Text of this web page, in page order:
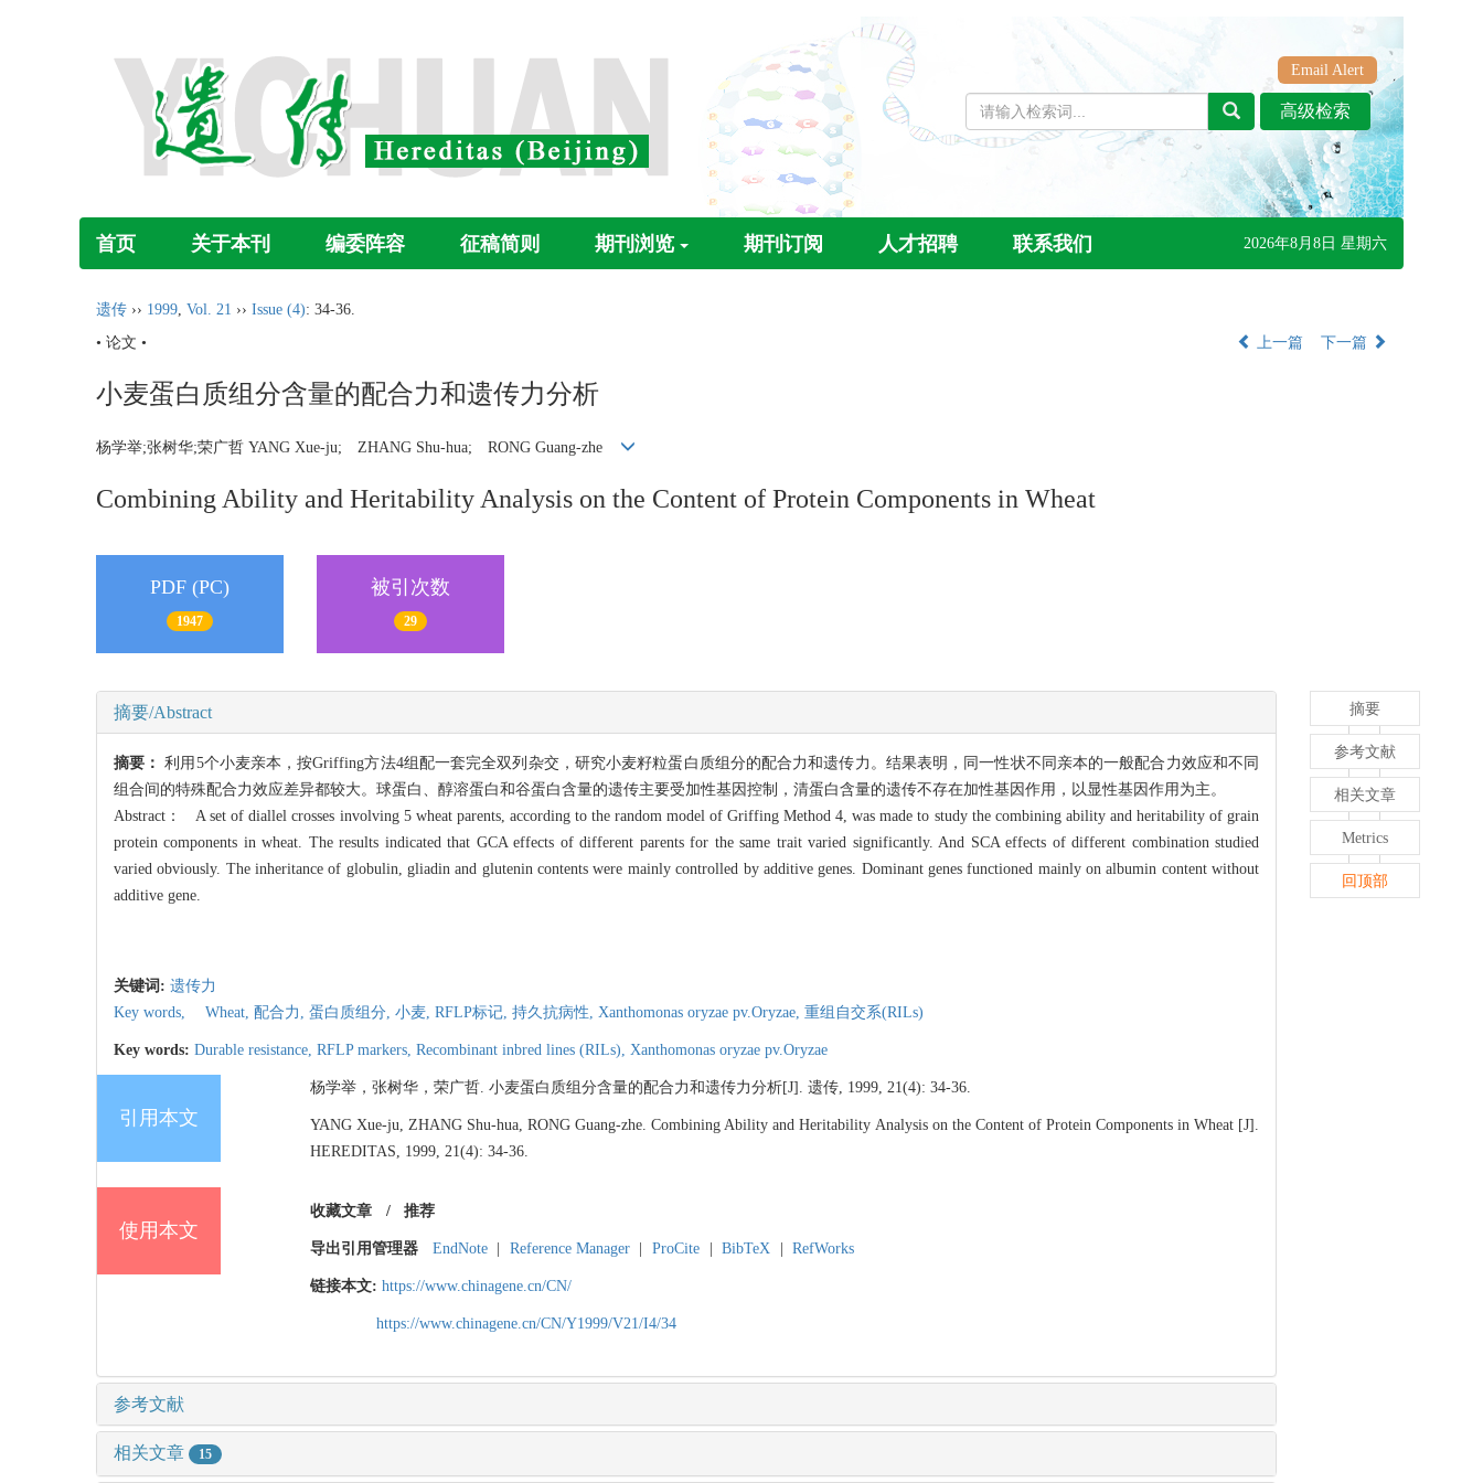
Email Alert
首页 关于本刊 编委阵容 征稿简则 期刊浏览 期刊订阅 人才招聘 联系我们 2026年8月8日 星期六
遗传 ›› 1999, Vol. 21 ›› Issue (4): 34-36.
• 论文 •
上一篇 下一篇
小麦蛋白质组分含量的配合力和遗传力分析
杨学举;张树华;荣广哲 YANG Xue-ju; ZHANG Shu-hua; RONG Guang-zhe
Combining Ability and Heritability Analysis on the Content of Protein Components in Wheat
PDF (PC)
1947
被引次数
29
摘要/Abstract
摘要：利用5个小麦亲本，按Griffing方法4组配一套完全双列杂交，研究小麦籽粒蛋白质组分的配合力和遗传力。结果表明，同一性状不同亲本的一般配合力效应和不同
组合间的特殊配合力效应差异都较大。球蛋白、醇溶蛋白和谷蛋白含量的遗传主要受加性基因控制，清蛋白含量的遗传不存在加性基因作用，以显性基因作用为主。
Abstract： A set of diallel crosses involving 5 wheat parents, according to the random model of Griffing Method 4, was made to study the combining ability and heritability of grain
protein components in wheat. The results indicated that GCA effects of different parents for the same trait varied significantly. And SCA effects of different combination studied
varied obviously. The inheritance of globulin, gliadin and glutenin contents were mainly controlled by additive genes. Dominant genes functioned mainly on albumin content without
additive gene.
关键词: 遗传力
Key words,
Wheat, 配合力, 蛋白质组分, 小麦, RFLP标记, 持久抗病性, Xanthomonas oryzae pv.Oryzae, 重组自交系(RILs)
Key words: Durable resistance, RFLP markers, Recombinant inbred lines (RILs), Xanthomonas oryzae pv.Oryzae
引用本文
杨学举，张树华，荣广哲. 小麦蛋白质组分含量的配合力和遗传力分析[J]. 遗传, 1999, 21(4): 34-36.
YANG Xue-ju, ZHANG Shu-hua, RONG Guang-zhe. Combining Ability and Heritability Analysis on the Content of Protein Components in Wheat [J].
HEREDITAS, 1999, 21(4): 34-36.
使用本文
收藏文章 / 推荐
导出引用管理器 EndNote Reference Manager ProCite BibTeX RefWorks
链接本文: https://www.chinagene.cn/CN/
https://www.chinagene.cn/CN/Y1999/V21/I4/34
参考文献
相关文章 15
摘要
参考文献
相关文章
Metrics
回顶部